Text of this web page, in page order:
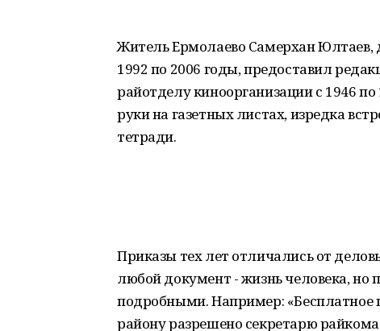
Житель Ермолаево Самерхан Юлтаев,
1992 по 2006 годы, предоставил
райотделу киноорганизации с 1946
руки на газетных листах, изредка
тетради.
Приказы тех лет отличались от
любой документ - жизнь человека, но
подробными. Например: «Бесплатное
району разрешено секретарю